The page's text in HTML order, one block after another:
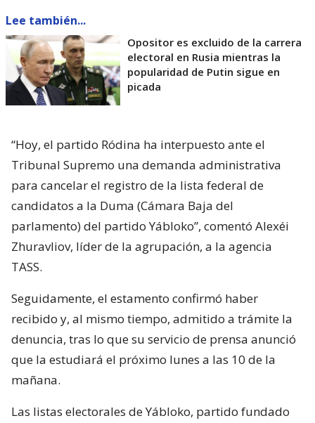
Lee también...
Opositor es excluido de la carrera
electoral en Rusia mientras la
popularidad de Putin sigue en
picada
“Hoy, el partido Ródina ha interpuesto ante el
Tribunal Supremo una demanda administrativa
para cancelar el registro de la lista federal de
candidatos a la Duma (Cámara Baja del
parlamento) del partido Yábloko”, comentó Alexéi
Zhuravliov, líder de la agrupación, a la agencia
TASS.
Seguidamente, el estamento confirmó haber
recibido y, al mismo tiempo, admitido a trámite la
denuncia, tras lo que su servicio de prensa anunció
que la estudiará el próximo lunes a las 10 de la
mañana.
Las listas electorales de Yábloko, partido fundado